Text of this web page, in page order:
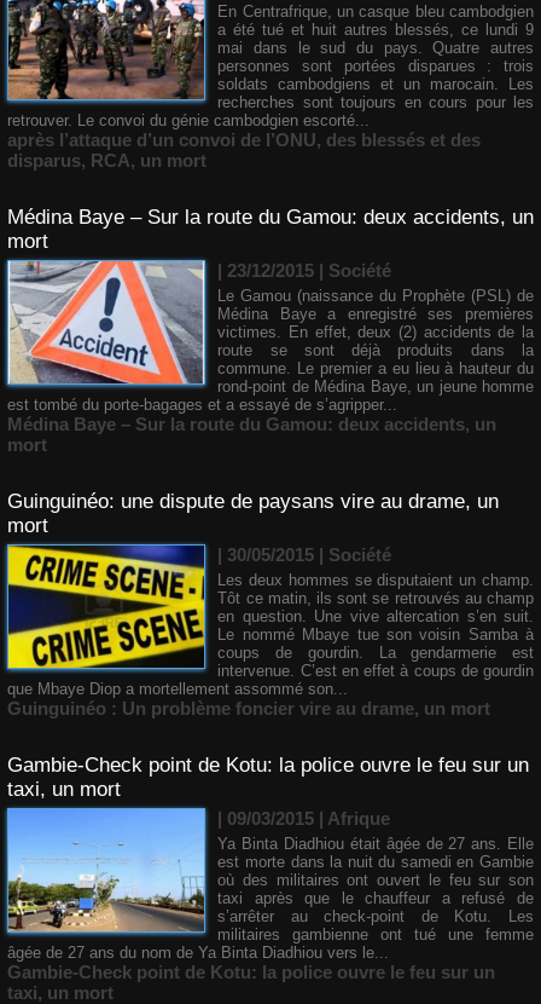
En Centrafrique, un casque bleu cambodgien
a été tué et huit autres blessés, ce lundi 9
mai dans le sud du pays. Quatre autres
personnes sont portées disparues : trois
soldats cambodgiens et un marocain. Les
recherches sont toujours en cours pour les
retrouver. Le convoi du génie cambodgien escorté...
après l’attaque d’un convoi de l’ONU, des blessés et des
disparus, RCA, un mort
​Médina Baye – Sur la route du Gamou: deux accidents, un
mort
| 23/12/2015 | Société
Le Gamou (naissance du Prophète (PSL) de
Médina Baye a enregistré ses premières
victimes. En effet, deux (2) accidents de la
route se sont déjà produits dans la
commune. Le premier a eu lieu à hauteur du
rond-point de Médina Baye, un jeune homme
est tombé du porte-bagages et a essayé de s’agripper...
​Médina Baye – Sur la route du Gamou: deux accidents, un
mort
Guinguinéo: une dispute de paysans vire au drame, un
mort
| 30/05/2015 | Société
Les deux hommes se disputaient un champ.
Tôt ce matin, ils sont se retrouvés au champ
en question. Une vive altercation s’en suit.
Le nommé Mbaye tue son voisin Samba à
coups de gourdin. La gendarmerie est
intervenue. C’est en effet à coups de gourdin
que Mbaye Diop a mortellement assommé son...
Guinguinéo : Un problème foncier vire au drame, un mort
Gambie-Check point de Kotu: la police ouvre le feu sur un
taxi, un mort
| 09/03/2015 | Afrique
Ya Binta Diadhiou était âgée de 27 ans. Elle
est morte dans la nuit du samedi en Gambie
où des militaires ont ouvert le feu sur son
taxi après que le chauffeur a refusé de
s’arrêter au check-point de Kotu. Les
militaires gambienne ont tué une femme
âgée de 27 ans du nom de Ya Binta Diadhiou vers le...
Gambie-Check point de Kotu: la police ouvre le feu sur un
taxi, un mort